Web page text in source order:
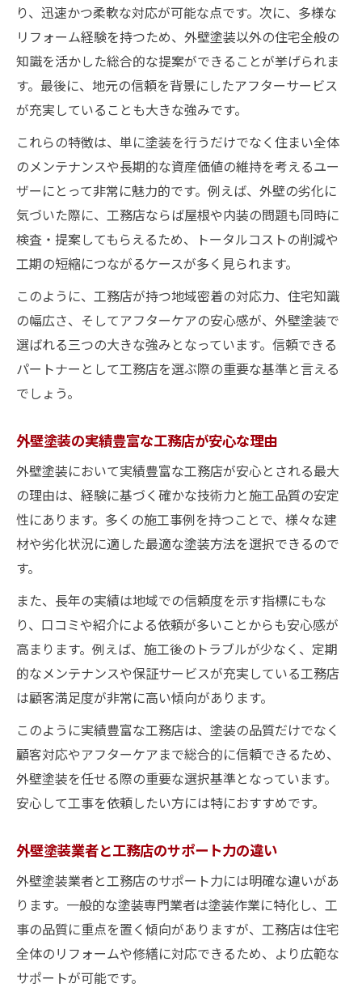
り、迅速かつ柔軟な対応が可能な点です。次に、多様な
リフォーム経験を持つため、外壁塗装以外の住宅全般の
知識を活かした総合的な提案ができることが挙げられま
す。最後に、地元の信頼を背景にしたアフターサービス
が充実していることも大きな強みです。
これらの特徴は、単に塗装を行うだけでなく住まい全体
のメンテナンスや長期的な資産価値の維持を考えるユー
ザーにとって非常に魅力的です。例えば、外壁の劣化に
気づいた際に、工務店ならば屋根や内装の問題も同時に
検査・提案してもらえるため、トータルコストの削減や
工期の短縮につながるケースが多く見られます。
このように、工務店が持つ地域密着の対応力、住宅知識
の幅広さ、そしてアフターケアの安心感が、外壁塗装で
選ばれる三つの大きな強みとなっています。信頼できる
パートナーとして工務店を選ぶ際の重要な基準と言える
でしょう。
外壁塗装の実績豊富な工務店が安心な理由
外壁塗装において実績豊富な工務店が安心とされる最大
の理由は、経験に基づく確かな技術力と施工品質の安定
性にあります。多くの施工事例を持つことで、様々な建
材や劣化状況に適した最適な塗装方法を選択できるので
す。
また、長年の実績は地域での信頼度を示す指標にもな
り、口コミや紹介による依頼が多いことからも安心感が
高まります。例えば、施工後のトラブルが少なく、定期
的なメンテナンスや保証サービスが充実している工務店
は顧客満足度が非常に高い傾向があります。
このように実績豊富な工務店は、塗装の品質だけでなく
顧客対応やアフターケアまで総合的に信頼できるため、
外壁塗装を任せる際の重要な選択基準となっています。
安心して工事を依頼したい方には特におすすめです。
外壁塗装業者と工務店のサポート力の違い
外壁塗装業者と工務店のサポート力には明確な違いがあ
ります。一般的な塗装専門業者は塗装作業に特化し、工
事の品質に重点を置く傾向がありますが、工務店は住宅
全体のリフォームや修繕に対応できるため、より広範な
サポートが可能です。